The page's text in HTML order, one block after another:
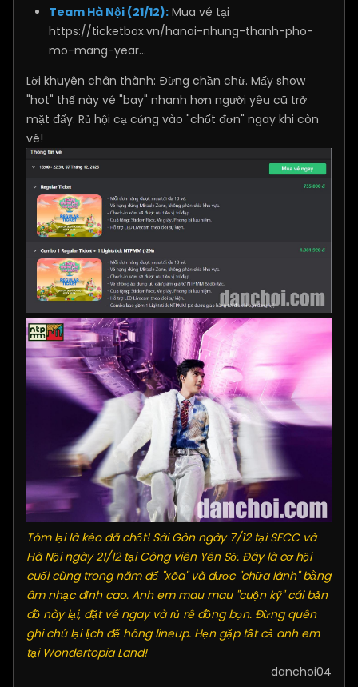
Team Hà Nội (21/12): Mua vé tại
https://ticketbox.vn/hanoi-nhung-thanh-pho-
mo-mang-year...
Lời khuyên chân thành: Đừng chần chừ. Mấy show
"hot" thế này vé "bay" nhanh hơn người yêu cũ trở
mặt đấy. Rủ hội cạ cứng vào "chốt đơn" ngay khi còn
vé!
Tóm lại là kèo đã chốt! Sài Gòn ngày 7/12 tại SECC và
Hà Nội ngày 21/12 tại Công viên Yên Sở. Đây là cơ hội
cuối cùng trong năm để "xõa" và được "chữa lành" bằng
âm nhạc đỉnh cao. Anh em mau mau "cuộn kỹ" cái bản
đồ này lại, đặt vé ngay và rủ rê đồng bọn. Đừng quên
ghi chú lại lịch để hóng lineup. Hẹn gặp tất cả anh em
tại Wondertopia Land!
danchoi04